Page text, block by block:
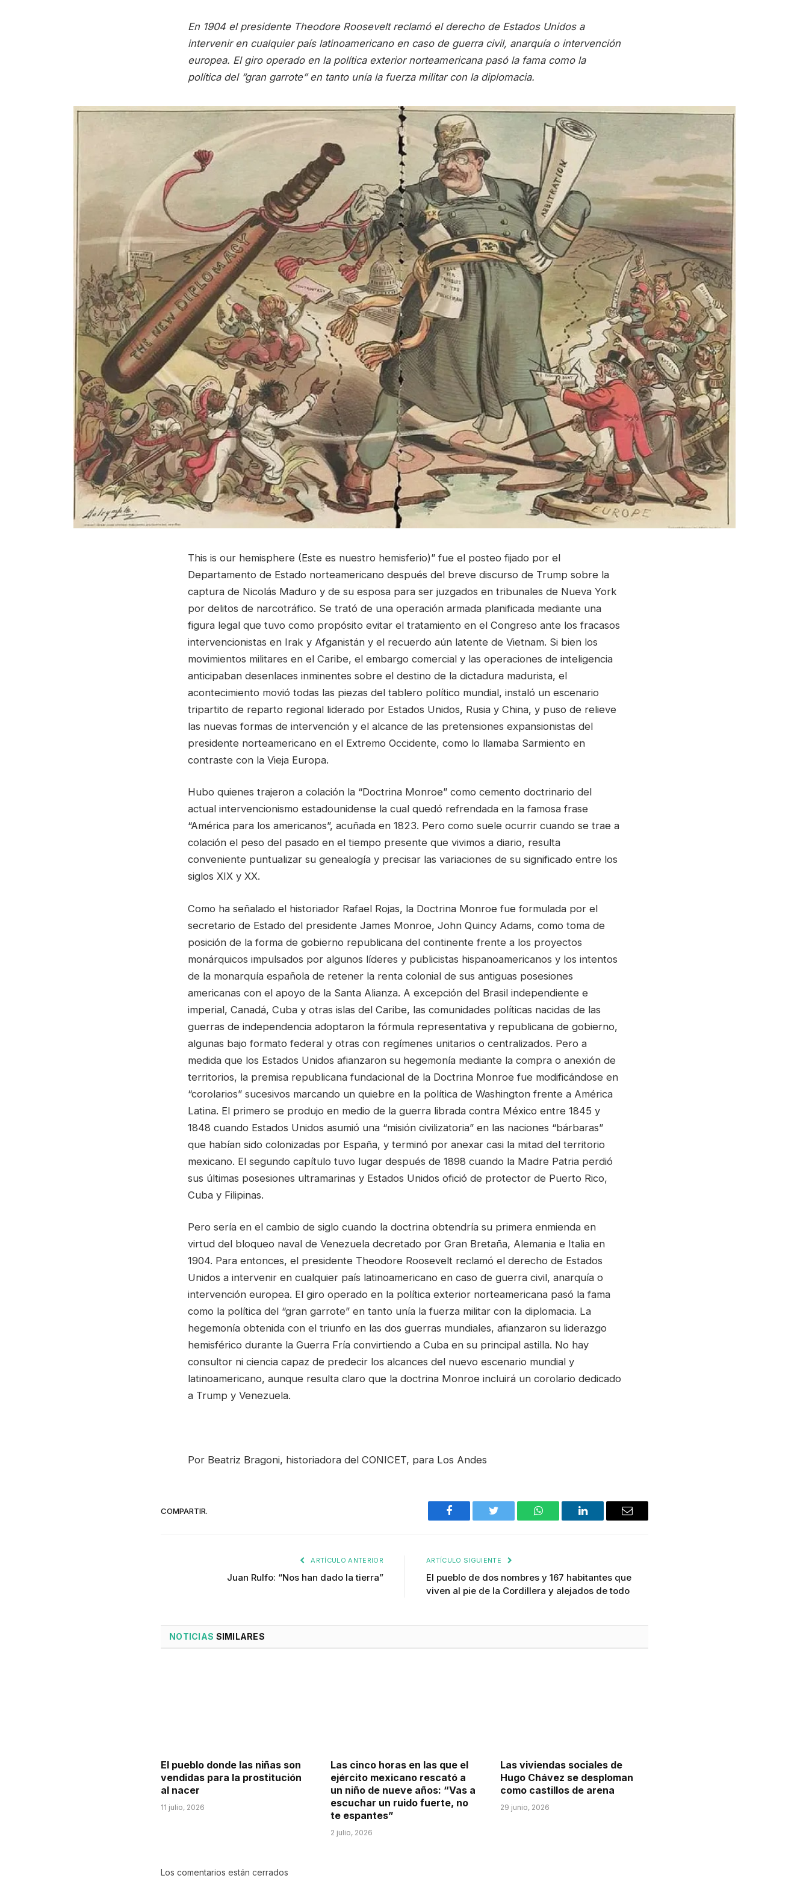
En 1904 el presidente Theodore Roosevelt reclamó el derecho de Estados Unidos a
intervenir en cualquier país latinoamericano en caso de guerra civil, anarquía o intervención
europea. El giro operado en la política exterior norteamericana pasó la fama como la
política del “gran garrote” en tanto unía la fuerza militar con la diplomacia.
This is our hemisphere (Este es nuestro hemisferio)” fue el posteo fijado por el
Departamento de Estado norteamericano después del breve discurso de Trump sobre la
captura de Nicolás Maduro y de su esposa para ser juzgados en tribunales de Nueva York
por delitos de narcotráfico. Se trató de una operación armada planificada mediante una
figura legal que tuvo como propósito evitar el tratamiento en el Congreso ante los fracasos
intervencionistas en Irak y Afganistán y el recuerdo aún latente de Vietnam. Si bien los
movimientos militares en el Caribe, el embargo comercial y las operaciones de inteligencia
anticipaban desenlaces inminentes sobre el destino de la dictadura madurista, el
acontecimiento movió todas las piezas del tablero político mundial, instaló un escenario
tripartito de reparto regional liderado por Estados Unidos, Rusia y China, y puso de relieve
las nuevas formas de intervención y el alcance de las pretensiones expansionistas del
presidente norteamericano en el Extremo Occidente, como lo llamaba Sarmiento en
contraste con la Vieja Europa.
Hubo quienes trajeron a colación la “Doctrina Monroe” como cemento doctrinario del
actual intervencionismo estadounidense la cual quedó refrendada en la famosa frase
“América para los americanos”, acuñada en 1823. Pero como suele ocurrir cuando se trae a
colación el peso del pasado en el tiempo presente que vivimos a diario, resulta
conveniente puntualizar su genealogía y precisar las variaciones de su significado entre los
siglos XIX y XX.
Como ha señalado el historiador Rafael Rojas, la Doctrina Monroe fue formulada por el
secretario de Estado del presidente James Monroe, John Quincy Adams, como toma de
posición de la forma de gobierno republicana del continente frente a los proyectos
monárquicos impulsados por algunos líderes y publicistas hispanoamericanos y los intentos
de la monarquía española de retener la renta colonial de sus antiguas posesiones
americanas con el apoyo de la Santa Alianza. A excepción del Brasil independiente e
imperial, Canadá, Cuba y otras islas del Caribe, las comunidades políticas nacidas de las
guerras de independencia adoptaron la fórmula representativa y republicana de gobierno,
algunas bajo formato federal y otras con regímenes unitarios o centralizados. Pero a
medida que los Estados Unidos afianzaron su hegemonía mediante la compra o anexión de
territorios, la premisa republicana fundacional de la Doctrina Monroe fue modificándose en
“corolarios” sucesivos marcando un quiebre en la política de Washington frente a América
Latina. El primero se produjo en medio de la guerra librada contra México entre 1845 y
1848 cuando Estados Unidos asumió una “misión civilizatoria” en las naciones “bárbaras”
que habían sido colonizadas por España, y terminó por anexar casi la mitad del territorio
mexicano. El segundo capítulo tuvo lugar después de 1898 cuando la Madre Patria perdió
sus últimas posesiones ultramarinas y Estados Unidos ofició de protector de Puerto Rico,
Cuba y Filipinas.
Pero sería en el cambio de siglo cuando la doctrina obtendría su primera enmienda en
virtud del bloqueo naval de Venezuela decretado por Gran Bretaña, Alemania e Italia en
1904. Para entonces, el presidente Theodore Roosevelt reclamó el derecho de Estados
Unidos a intervenir en cualquier país latinoamericano en caso de guerra civil, anarquía o
intervención europea. El giro operado en la política exterior norteamericana pasó la fama
como la política del “gran garrote” en tanto unía la fuerza militar con la diplomacia. La
hegemonía obtenida con el triunfo en las dos guerras mundiales, afianzaron su liderazgo
hemisférico durante la Guerra Fría convirtiendo a Cuba en su principal astilla. No hay
consultor ni ciencia capaz de predecir los alcances del nuevo escenario mundial y
latinoamericano, aunque resulta claro que la doctrina Monroe incluirá un corolario dedicado
a Trump y Venezuela.
Por Beatriz Bragoni, historiadora del CONICET, para Los Andes
COMPARTIR.
Facebook Twitter WhatsAppLinkedIn Email
ARTÍCULO ANTERIOR
Juan Rulfo: “Nos han dado la tierra”
ARTÍCULO SIGUIENTE
El pueblo de dos nombres y 167 habitantes que
viven al pie de la Cordillera y alejados de todo
NOTICIAS SIMILARES
El pueblo donde las niñas son
vendidas para la prostitución
al nacer
11 julio, 2026
Las cinco horas en las que el
ejército mexicano rescató a
un niño de nueve años: “Vas a
escuchar un ruido fuerte, no
te espantes”
2 julio, 2026
Las viviendas sociales de
Hugo Chávez se desploman
como castillos de arena
29 junio, 2026
Los comentarios están cerrados